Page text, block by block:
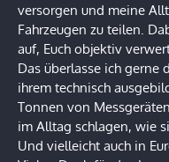
versorgen und meine
Fahrzeugen zu teilen.
auf, Euch objektiv
Das überlasse ich
ihrem technisch
Tonnen von
im Alltag schlagen, wie
Und vielleicht auch in